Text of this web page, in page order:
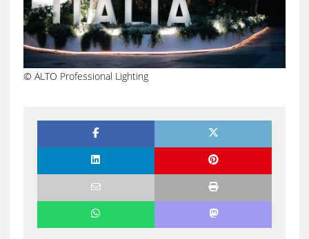
© ALTO Professional Lighting